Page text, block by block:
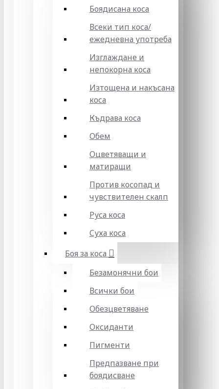
Боядисана коса
Всеки тип коса/
ежедневна употреба
Изглаждане и
непокорна коса
Изтощена и накъсана
коса
Къдрава коса
Обем
Оцветяващи и
матиращи
Против косопад и
чувствителен скалп
Руса коса
Суха коса
Боя за коса
Безамонячни бои
Всички бои
Обезцветяване
Оксиданти
Пигменти
Предпазване при
боядисване